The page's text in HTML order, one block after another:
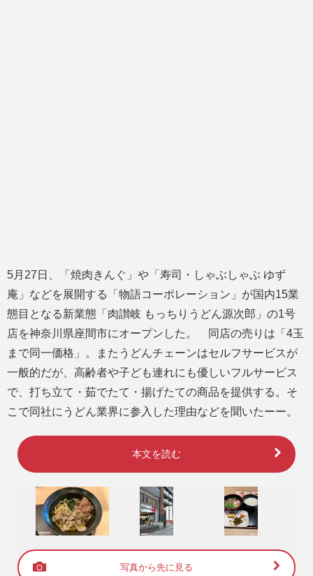
5月27日、「焼肉きんぐ」や「寿司・しゃぶしゃぶ ゆず
庵」などを展開する「物語コーポレーション」が国内15業
態目となる新業態「肉讃岐 もっちりうどん源次郎」の1号
店を神奈川県座間市にオープンした。 同店の売りは「4玉
まで同一価格」。またうどんチェーンはセルフサービスが
一般的だが、高齢者や子ども連れにも優しいフルサービス
で、打ち立て・茹でたて・揚げたての商品を提供する。そ
こで同社にうどん業界に参入した理由などを聞いたーー。
本文を読む
写真から先に見る